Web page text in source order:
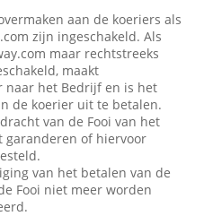
aan de koeriers als
zijn ingeschakeld. Als
maar rechtstreeks
maakt
naar het Bedrijf en is het
de koerier uit te betalen.
van de Fooi van het
garanderen of hiervoor
van het betalen van de
Fooi niet meer worden